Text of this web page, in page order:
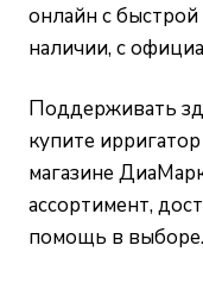
онлайн с
наличии, с
Поддерживать
купите
магазине
ассортимент,
помощь в выборе.